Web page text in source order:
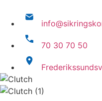
70 30 70 50